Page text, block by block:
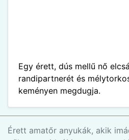
Egy érett, dús mellű nő
randipartnerét és
keményen megdugja.
Érett amatőr anyukák, akik